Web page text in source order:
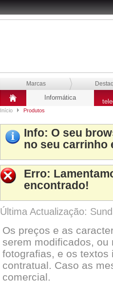
Marcas
Informática
Início Produtos
Info: O seu
no seu carrinho
Erro:
encontrado!
Última Actualização:
Os preços e as
serem modificados, ou
fotografias, e os
contratual. Caso as
comercial.